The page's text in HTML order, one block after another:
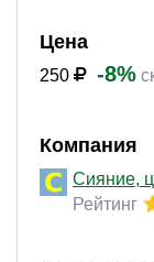
Цена
250 -8%
Компания
Сияние,
Рейтинг